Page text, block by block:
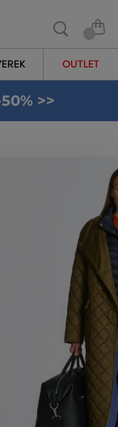
OUTLET
>>